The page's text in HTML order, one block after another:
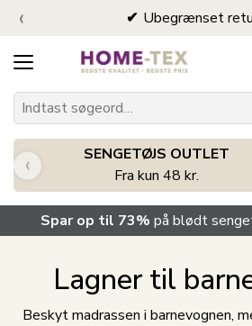
Ubegrænset
‹
SENGETØJS OUTLET
Fra kun 48 kr.
‹
Spar op til 73% på blødt
Lagner til
Beskyt madrassen i barnevognen,